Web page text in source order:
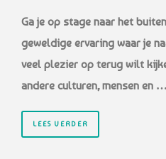
Ga je op stage naar het
geweldige ervaring waar je
veel plezier op terug wilt
andere culturen, mensen en …
LEES VERDER